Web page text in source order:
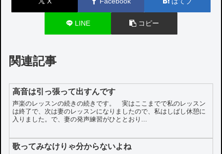
LINE コピー
関連記事
高音は引っ張って出すんです
声楽のレッスンの続きの続きです。 実はここまでで私のレッスン
は終了で、次は妻のレッスンになりましたので、私はしばし休憩に
入りました。で、妻の発声練習がひととおり...
歌ってみなけりゃ分からないよね